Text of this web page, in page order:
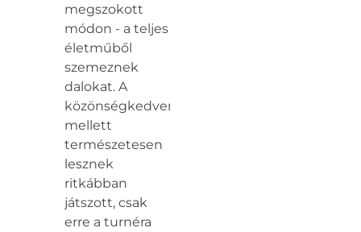
megszokott
módon - a teljes
életműből
szemeznek
dalokat. A
közönségkedvencek
mellett
természetesen
lesznek
ritkábban
játszott, csak
erre a turnéra